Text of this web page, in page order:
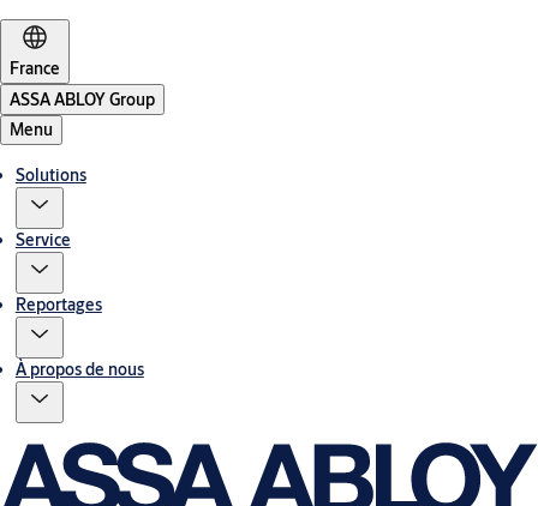
France
ASSA ABLOY Group
Menu
Solutions
Service
Reportages
À propos de nous